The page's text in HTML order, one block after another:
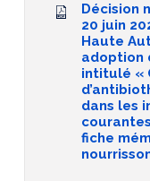
Décision
20 juin
Haute
adoption
intitulé «
dans les
fiche